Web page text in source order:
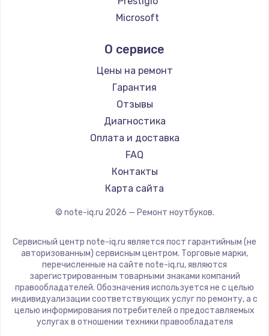
Ремонт ноутбуков Echips
Ремонт ноутбуков Predator
Ремонт ноутбуков iru
Ремонт ноутбуков Machenike
Ремонт ноутбуков DEXP
Ремонт ноутбуков Teclast
Ремонт ноутбуков CHUWI
Ремонт ноутбуков Colorful
Microsoft
Aquarius
Gigabyte
Aorus
Maibenben
Getac
Epson
Philips
LG
Panasonic
ZTE
Hiper
Evga
Google
Echips
О сервисе
Цены на ремонт
Гарантия
Отзывы
Диагностика
Оплата и доставка
FAQ
Контакты
Карта сайта
© note-iq.ru 2026 — Ремонт ноутбуков.
Сервисный центр note-iq.ru является пост гарантийным (не
авторизованным) сервисным центром. Торговые марки,
перечисленные на сайте note-iq.ru, являются
зарегистрированным товарными знаками компаний
правообладателей. Обозначения используется не с целью
индивидуализации соответствующих услуг по ремонту, а с
целью информирования потребителей о предоставляемых
услугах в отношении техники правообладателя